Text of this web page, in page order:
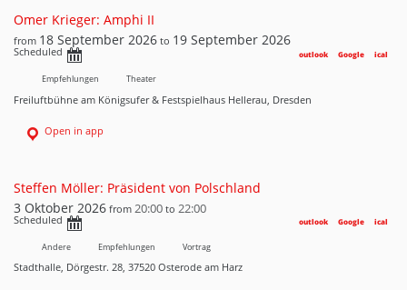
Omer Krieger: Amphi II
from 18 September 2026 to 19 September 2026
Scheduled ical
Google
outlook
Empfehlungen Theater
Freiluftbühne am Königsufer & Festspielhaus Hellerau, Dresden
Open in app
Steffen Möller: Präsident von Polschland
3 Oktober 2026 from 20:00 to 22:00
Scheduled ical
Google
outlook
Andere Empfehlungen Vortrag
Stadthalle, Dörgestr. 28, 37520 Osterode am Harz